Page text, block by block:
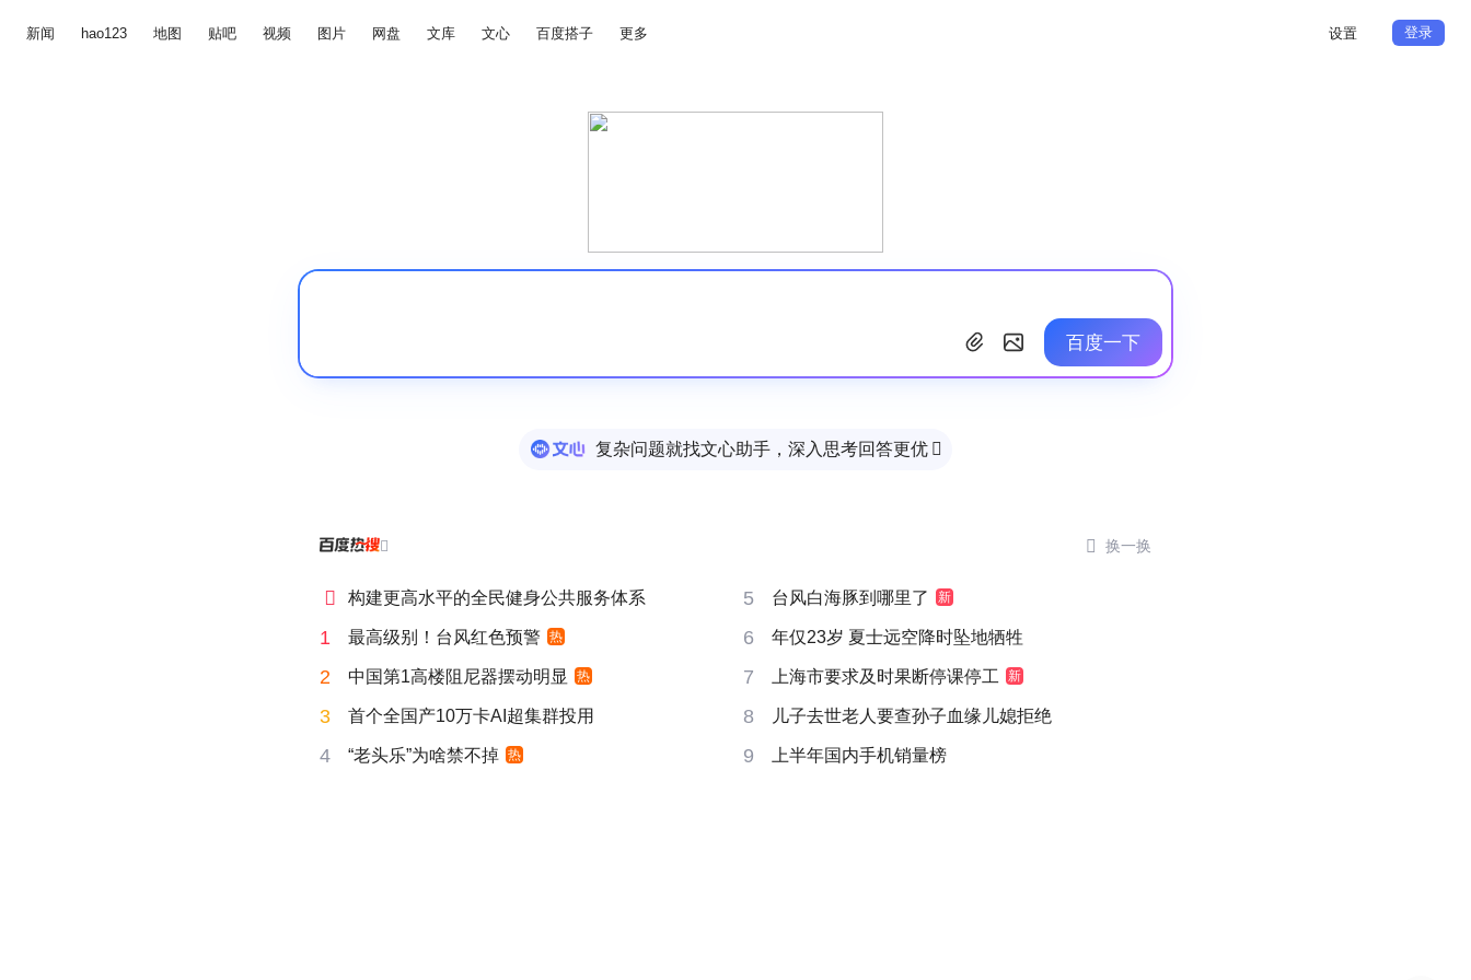
新闻 hao123 地图 贴吧 视频 图片 网盘 文库 文心 百度搭子 更多 设置 登录
百度一下
复杂问题就找文心助手，深入思考回答更优 
  换一换
 构建更高水平的全民健身公共服务体系 5 台风白海豚到哪里了 新
1 最高级别！台风红色预警 热 6 年仅23岁 夏士远空降时坠地牺牲
2 中国第1高楼阻尼器摆动明显 热 7 上海市要求及时果断停课停工 新
3 首个全国产10万卡AI超集群投用 8 儿子去世老人要查孙子血缘儿媳拒绝
4 “老头乐”为啥禁不掉 热 9 上半年国内手机销量榜